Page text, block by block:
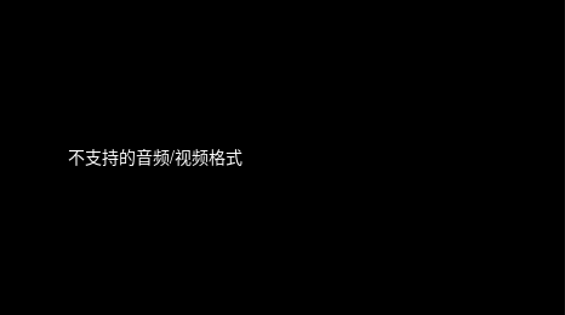
不支持的音频/视频格式